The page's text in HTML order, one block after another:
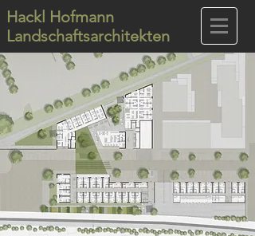
Hackl Hofmann
Landschaftsarchitekten